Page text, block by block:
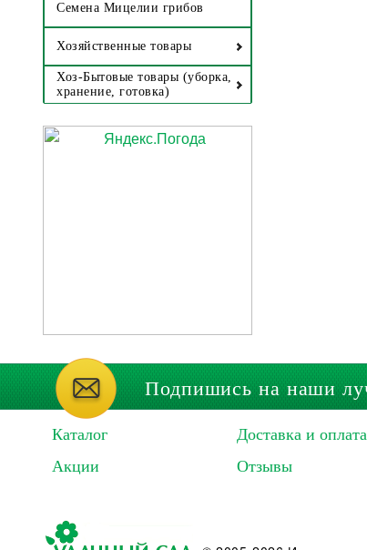
Семена Мицелии грибов
Хозяйственные товары
Хоз-Бытовые товары (уборка,
хранение, готовка)
Подпишись на наши
Каталог
Акции
Доставка и оплата
Отзывы